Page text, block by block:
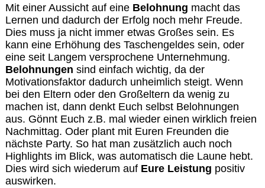
Mit einer Aussicht auf eine Belohnung macht das
Lernen und dadurch der Erfolg noch mehr Freude.
Dies muss ja nicht immer etwas Großes sein. Es
kann eine Erhöhung des Taschengeldes sein, oder
eine seit Langem versprochene Unternehmung.
Belohnungen sind einfach wichtig, da der
Motivationsfaktor dadurch unheimlich steigt. Wenn
bei den Eltern oder den Großeltern da wenig zu
machen ist, dann denkt Euch selbst Belohnungen
aus. Gönnt Euch z.B. mal wieder einen wirklich freien
Nachmittag. Oder plant mit Euren Freunden die
nächste Party. So hat man zusätzlich auch noch
Highlights im Blick, was automatisch die Laune hebt.
Dies wird sich wiederum auf Eure Leistung positiv
auswirken.